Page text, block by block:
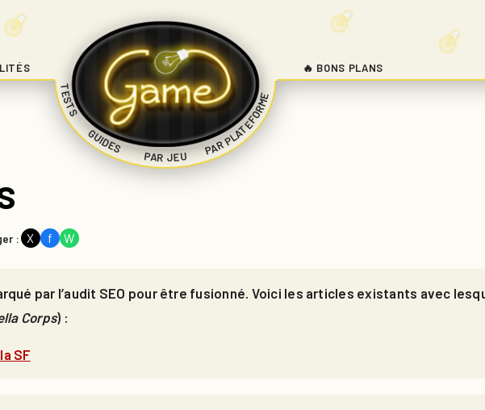
TESTS
GUIDES
PAR JEU PAR PLATEFORME
|
| |
🔥 BONS PLANS
: X f W
par l’audit SEO pour être fusionné. Voici les articles existants avec
Corps) :
SF